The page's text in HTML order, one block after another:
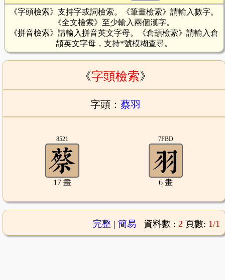
《字頭檢索》支持字或詞檢索。《筆畫檢索》請輸入數字。
《全文檢索》至少輸入兩個漢字。
《拼音檢索》請輸入拼音英文字母。《倉頡檢索》請輸入倉
頡英文字母，支持*號模糊查尋。
《字頭檢索》
字頭： 蔡羽
8521
17 畫
7FBD
6 畫
完整| 簡易 資料數 : 2 頁數: 1/1